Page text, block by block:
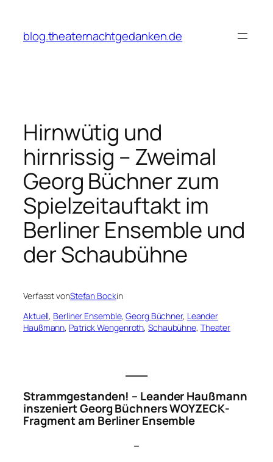
springen
blog.theaternachtgedanken.de
Hirnwütig und
hirnrissig – Zweimal
Georg Büchner zum
Spielzeitauftakt im
Berliner Ensemble und
der Schaubühne
Verfasst vonStefan Bockin
Aktuell, Berliner Ensemble, Georg Büchner, Leander
Haußmann, Patrick Wengenroth, Schaubühne, Theater
Strammgestanden! – Leander Haußmann
inszeniert Georg BüchnersWOYZECK-
Fragment am Berliner Ensemble
–